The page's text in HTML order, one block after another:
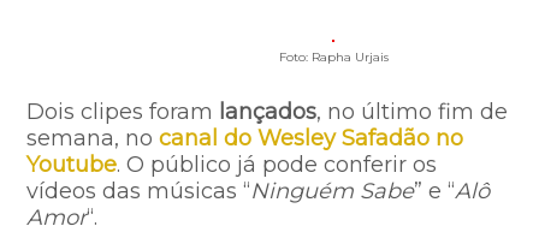
Foto: Rapha Urjais
Dois clipes foram lançados, no último fim de
semana, nocanal do Wesley Safadão no
Youtube. O público já pode conferir os
vídeos das músicas “Ninguém Sabe” e “Alô
Amor“.